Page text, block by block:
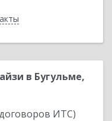
в Бугульме,
ИТС)